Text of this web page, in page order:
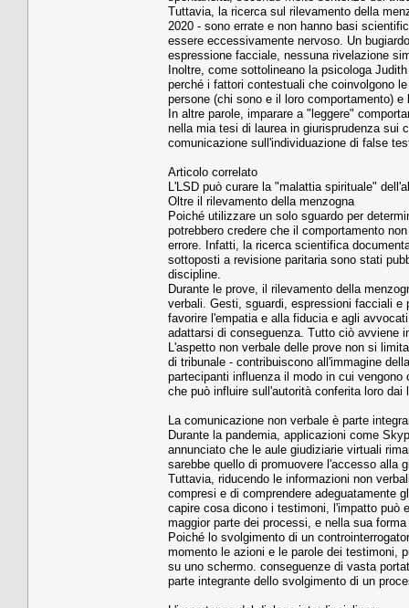
Tuttavia, la ricerca sul rilevamento della
2020 - sono errate e non hanno basi
essere eccessivamente nervoso. Un
espressione facciale, nessuna rivelazione
Inoltre, come sottolineano la psicologa
perché i fattori contestuali che coinvolgono
persone (chi sono e il loro comportamento)
In altre parole, imparare a "leggere"
nella mia tesi di laurea in giurisprudenza sui
comunicazione sull'individuazione di false
Articolo correlato
L'LSD può curare la "malattia spirituale"
Oltre il rilevamento della menzogna
Poiché utilizzare un solo sguardo per
potrebbero credere che il comportamento
errore. Infatti, la ricerca scientifica
sottoposti a revisione paritaria sono stati
discipline.
Durante le prove, il rilevamento della
verbali. Gesti, sguardi, espressioni facciali
favorire l'empatia e alla fiducia e agli
adattarsi di conseguenza. Tutto ciò avviene
L'aspetto non verbale delle prove non si
di tribunale - contribuiscono all'immagine
partecipanti influenza il modo in cui
che può influire sull'autorità conferita loro dai
La comunicazione non verbale è parte
Durante la pandemia, applicazioni come
annunciato che le aule giudiziarie virtuali
sarebbe quello di promuovere l'accesso alla
Tuttavia, riducendo le informazioni non
compresi e di comprendere adeguatamente
capire cosa dicono i testimoni, l'impatto può
maggior parte dei processi, e nella sua
Poiché lo svolgimento di un
momento le azioni e le parole dei testimoni,
su uno schermo. conseguenze di vasta
parte integrante dello svolgimento di un